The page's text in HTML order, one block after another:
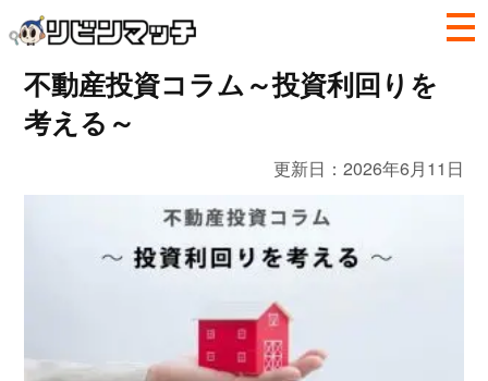
不動産投資コラム～投資利回りを
考える～
更新日：2026年6月11日